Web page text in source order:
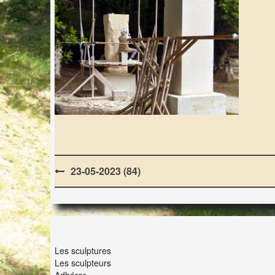
Post
navigation
23-05-2023 (84)
Les sculptures
Les sculpteurs